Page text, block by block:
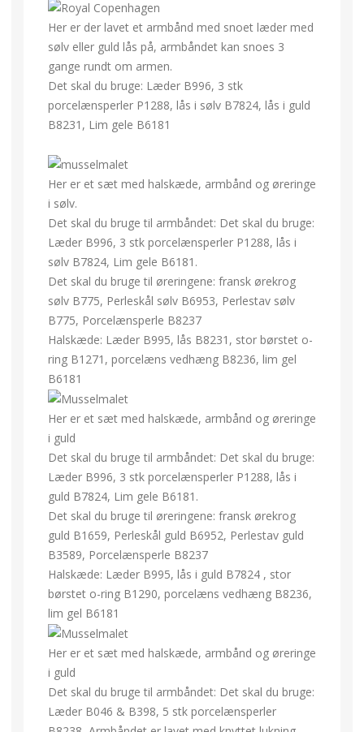
Her er der lavet et armbånd med snoet læder med
sølv eller guld lås på, armbåndet kan snoes 3
gange rundt om armen.
Det skal du bruge: Læder B996, 3 stk
porcelænsperler P1288, lås i sølv B7824, lås i guld
B8231, Lim gele B6181
Her er et sæt med halskæde, armbånd og øreringe
i sølv.
Det skal du bruge til armbåndet: Det skal du bruge:
Læder B996, 3 stk porcelænsperler P1288, lås i
sølv B7824, Lim gele B6181.
Det skal du bruge til øreringene: fransk ørekrog
sølv B775, Perleskål sølv B6953, Perlestav sølv
B775, Porcelænsperle B8237
Halskæde: Læder B995, lås B8231, stor børstet o-
ring B1271, porcelæns vedhæng B8236, lim gel
B6181
Her er et sæt med halskæde, armbånd og øreringe
i guld
Det skal du bruge til armbåndet: Det skal du bruge:
Læder B996, 3 stk porcelænsperler P1288, lås i
guld B7824, Lim gele B6181.
Det skal du bruge til øreringene: fransk ørekrog
guld B1659, Perleskål guld B6952, Perlestav guld
B3589, Porcelænsperle B8237
Halskæde: Læder B995, lås i guld B7824 , stor
børstet o-ring B1290, porcelæns vedhæng B8236,
lim gel B6181
Her er et sæt med halskæde, armbånd og øreringe
i guld
Det skal du bruge til armbåndet: Det skal du bruge:
Læder B046 & B398, 5 stk porcelænsperler